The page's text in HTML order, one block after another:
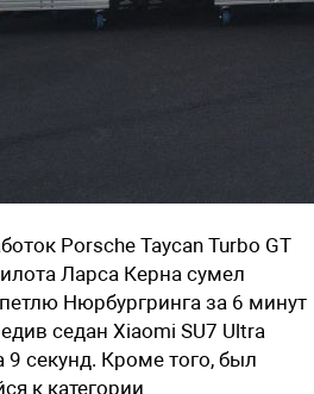
Porsche Taycan Turbo GT
Ларса Керна сумел
Нюрбургринга за 6 минут
седан Xiaomi SU7 Ultra
секунд. Кроме того, был
к категории